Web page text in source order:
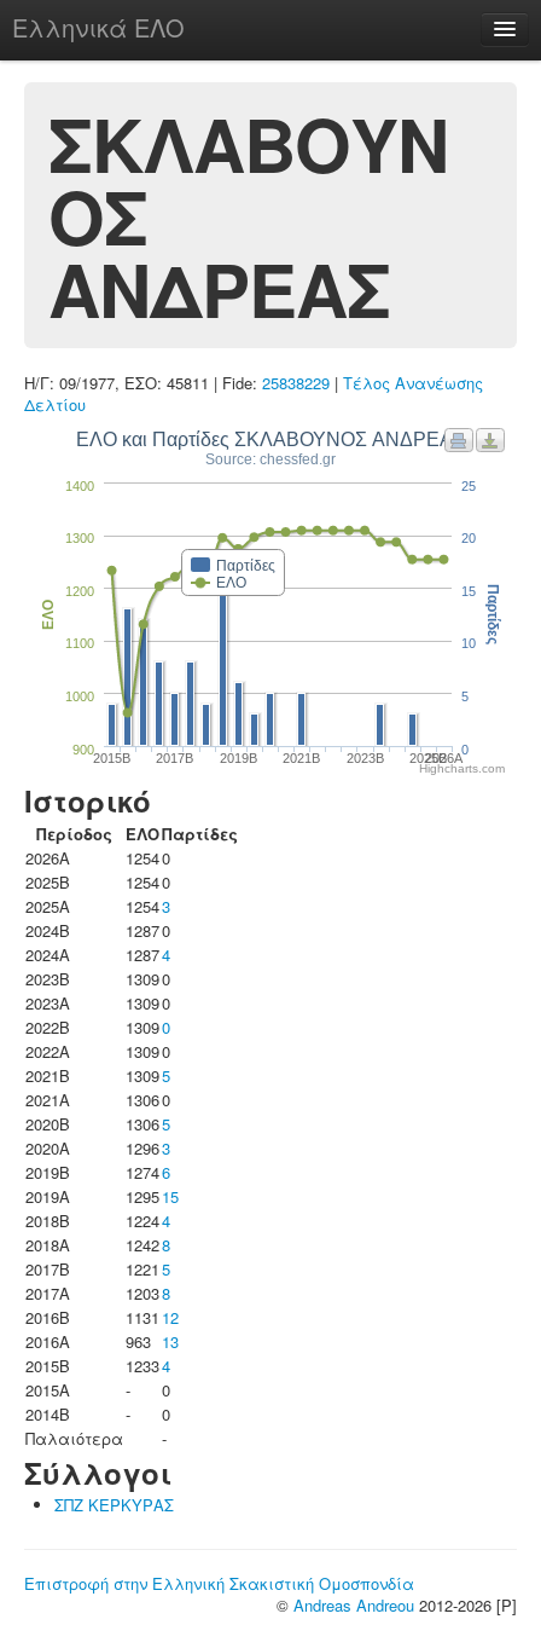
Ελληνικά ΕΛΟ
chesstu.be @ discord
Login
ΣΚΛΑΒΟΥΝ
ΟΣ
ΑΝΔΡΕΑΣ
Η/Γ: 09/1977, ΕΣΟ: 45811 | Fide: 25838229 | Τέλος Ανανέωσης
Δελτίου
ΕΛΟ και Παρτίδες ΣΚΛΑΒΟΥΝΟΣ ΑΝΔΡΕΑΣ
Source: chessfed.gr
Παρτίδες
ΕΛΟ
2015B 2017B 2019B 2021B 2023B 2025B
2026A
900
1000
1100
1200
1300
1400
ΕΛΟ
0
5
10
15
20
25
Παρτίδες
Highcharts.com
Ιστορικό
Περίοδος ΕΛΟΠαρτίδες
2026A
12540
2025B
12540
2025A
12543
2024B
12870
2024A
12874
2023B
13090
2023Α
13090
2022B
13090
2022A
13090
2021B
13095
2021A
13060
2020B
13065
2020A
12963
2019B
12746
2019A
129515
2018B
12244
2018A
12428
2017B
1221 5
2017A
12038
2016B
1131 12
2016A
963 13
2015B
12334
2015A
-
0
2014B
-
0
Παλαιότερα
-
Σύλλογοι
ΣΠΖ ΚΕΡΚΥΡΑΣ
Επιστροφή στην Ελληνική Σκακιστική Ομοσπονδία
© Andreas Andreou 2012-2026 [P]